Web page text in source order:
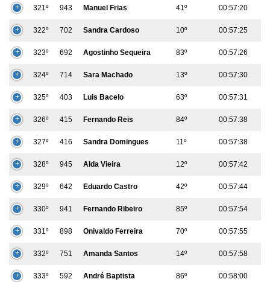
321º 943 Manuel Frias 41º 00:57:20
322º 702 Sandra Cardoso 10º 00:57:25
323º 692 Agostinho Sequeira 83º 00:57:26
324º 714 Sara Machado 13º 00:57:30
325º 403 Luis Bacelo 63º 00:57:31
326º 415 Fernando Reis 84º 00:57:38
327º 416 Sandra Domingues 11º 00:57:38
328º 945 Alda Vieira 12º 00:57:42
329º 642 Eduardo Castro 42º 00:57:44
330º 941 Fernando Ribeiro 85º 00:57:54
331º 898 Onivaldo Ferreira 70º 00:57:55
332º 751 Amanda Santos 14º 00:57:58
333º 592 André Baptista 86º 00:58:00